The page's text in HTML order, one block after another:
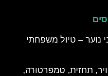
נוער – טיול משפחתי
תחזית, טמפרטורה,